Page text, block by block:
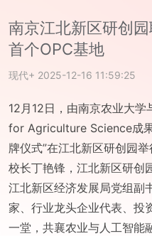
南京江北新区研创
首个OPC基地
现代+ 2025-12-16 11:59:25
12月12日，由南京农业大学
for Agriculture Science成
牌仪式”在江北新区研创园
校长丁艳锋，江北新区研创
江北新区经济发展局党组副
家、行业龙头企业代表、投
一堂，共襄农业与人工智能